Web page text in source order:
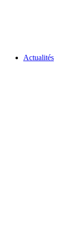
Actualités